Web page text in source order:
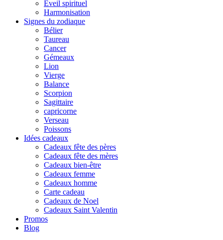
Eveil spirituel
Harmonisation
Signes du zodiaque
Bélier
Taureau
Cancer
Gémeaux
Lion
Vierge
Balance
Scorpion
Sagittaire
capricorne
Verseau
Poissons
Idées cadeaux
Cadeaux fête des pères
Cadeaux fête des mères
Cadeaux bien-être
Cadeaux femme
Cadeaux homme
Carte cadeau
Cadeaux de Noel
Cadeaux Saint Valentin
Promos
Blog